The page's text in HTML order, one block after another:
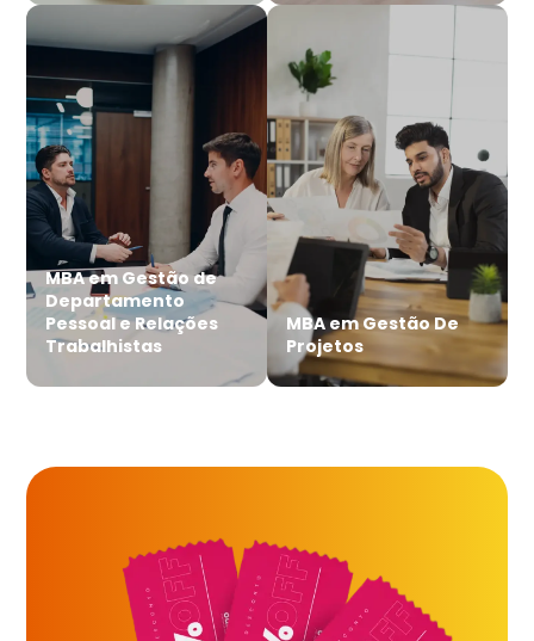
MBA em Gestão de
Departamento
Pessoal e Relações
Trabalhistas
MBA em Gestão De
Projetos